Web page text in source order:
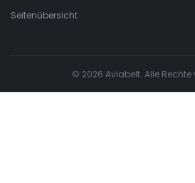
Seitenübersicht
© 2026 Aviabelt. Alle